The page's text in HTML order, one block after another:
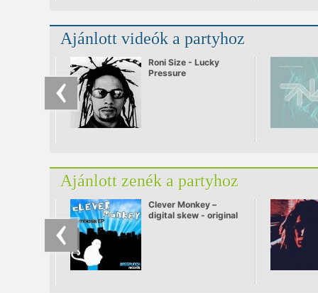
Ajánlott videók a partyhoz
Roni Size - Lucky
Pressure
Ajánlott zenék a partyhoz
Clever Monkey –
digital skew - original